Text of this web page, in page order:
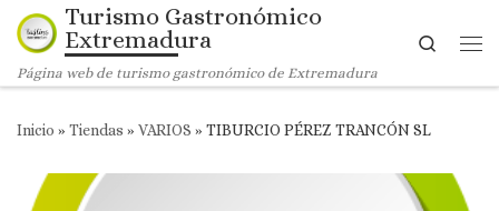
Saltar al contenido
Turismo Gastronómico
Extremadura
Página web de turismo gastronómico de Extremadura
Search
Inicio » Tiendas » VARIOS » TIBURCIO PÉREZ TRANCÓN SL